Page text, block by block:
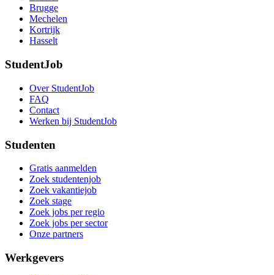
Brugge
Mechelen
Kortrijk
Hasselt
StudentJob
Over StudentJob
FAQ
Contact
Werken bij StudentJob
Studenten
Gratis aanmelden
Zoek studentenjob
Zoek vakantiejob
Zoek stage
Zoek jobs per regio
Zoek jobs per sector
Onze partners
Werkgevers